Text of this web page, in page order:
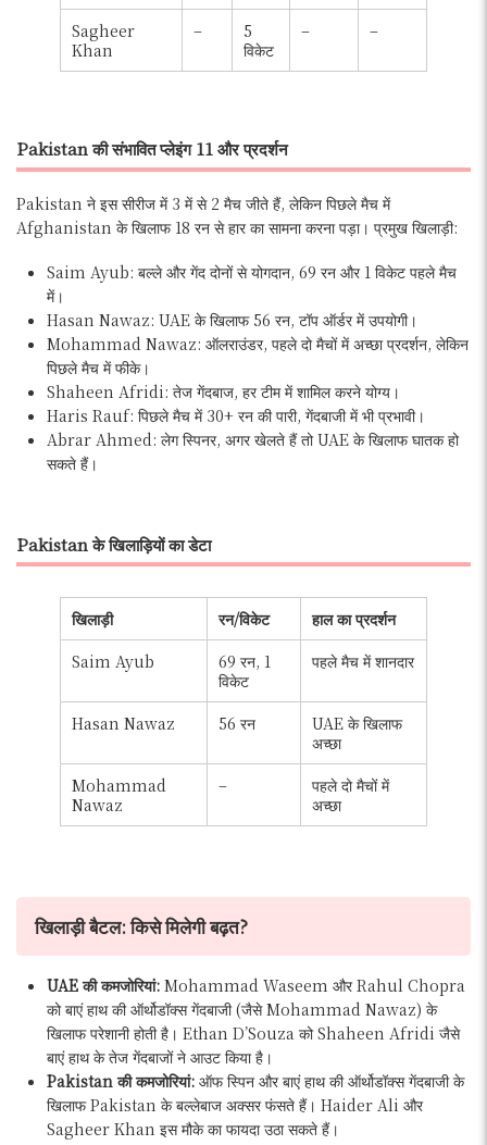
Sagheer
Khan
–
5
विकेट
– –
Pakistan की संभावित प्लेइंग 11 और प्रदर्शन
Pakistan ने इस सीरीज में 3 में से 2 मैच जीते हैं, लेकिन पिछले मैच में
Afghanistan के खिलाफ 18 रन से हार का सामना करना पड़ा। प्रमुख खिलाड़ी:
Saim Ayub: बल्ले और गेंद दोनों से योगदान, 69 रन और 1 विकेट पहले मैच
में।
Hasan Nawaz: UAE के खिलाफ 56 रन, टॉप ऑर्डर में उपयोगी।
Mohammad Nawaz: ऑलराउंडर, पहले दो मैचों में अच्छा प्रदर्शन, लेकिन
पिछले मैच में फीके।
Shaheen Afridi: तेज गेंदबाज, हर टीम में शामिल करने योग्य।
Haris Rauf: पिछले मैच में 30+ रन की पारी, गेंदबाजी में भी प्रभावी।
Abrar Ahmed: लेग स्पिनर, अगर खेलते हैं तो UAE के खिलाफ घातक हो
सकते हैं।
Pakistan के खिलाड़ियों का डेटा
खिलाड़ी रन/विकेट
हाल का प्रदर्शन
Saim Ayub
69 रन, 1
विकेट
पहले मैच में शानदार
Hasan Nawaz 56 रन
UAE के खिलाफ
अच्छा
Mohammad
Nawaz
–
पहले दो मैचों में
अच्छा
खिलाड़ी बैटल: किसे मिलेगी बढ़त?
UAE की कमजोरियां: Mohammad Waseem और Rahul Chopra
को बाएं हाथ की ऑर्थोडॉक्स गेंदबाजी (जैसे Mohammad Nawaz) के
खिलाफ परेशानी होती है। Ethan D’Souza को Shaheen Afridi जैसे
बाएं हाथ के तेज गेंदबाजों ने आउट किया है।
Pakistan की कमजोरियां: ऑफ स्पिन और बाएं हाथ की ऑर्थोडॉक्स गेंदबाजी के
खिलाफ Pakistan के बल्लेबाज अक्सर फंसते हैं। Haider Ali और
Sagheer Khan इस मौके का फायदा उठा सकते हैं।